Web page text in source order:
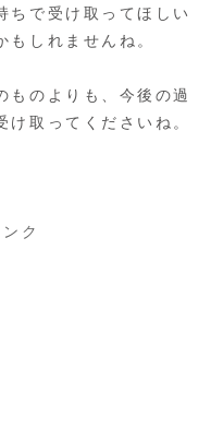
ちで受け取ってほしい
もしれませんね。
ものよりも、今後の過
取ってくださいね。
ク